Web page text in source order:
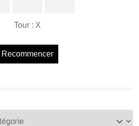
Tour : X
Recommencer